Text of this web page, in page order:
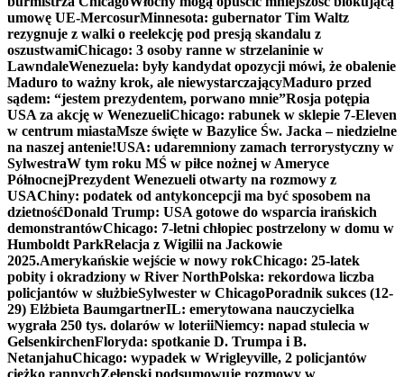
umowę UE-MercosurMinnesota: gubernator Tim Waltz
rezygnuje z walki o reelekcję pod presją skandalu z
oszustwamiChicago: 3 osoby ranne w strzelaninie w
LawndaleWenezuela: były kandydat opozycji mówi, że obalenie
Maduro to ważny krok, ale niewystarczającyMaduro przed
sądem: “jestem prezydentem, porwano mnie”Rosja potępia
USA za akcję w WenezueliChicago: rabunek w sklepie 7-Eleven
w centrum miastaMsze święte w Bazylice Św. Jacka – niedzielne
na naszej antenie!USA: udaremniony zamach terrorystyczny w
SylwestraW tym roku MŚ w piłce nożnej w Ameryce
PółnocnejPrezydent Wenezueli otwarty na rozmowy z
USAChiny: podatek od antykoncepcji ma być sposobem na
dzietnośćDonald Trump: USA gotowe do wsparcia irańskich
demonstrantówChicago: 7-letni chłopiec postrzelony w domu w
Humboldt ParkRelacja z Wigilii na Jackowie
2025.Amerykańskie wejście w nowy rokChicago: 25-latek
pobity i okradziony w River NorthPolska: rekordowa liczba
policjantów w służbieSylwester w ChicagoPoradnik sukces (12-
29) Elżbieta BaumgartnerIL: emerytowana nauczycielka
wygrała 250 tys. dolarów w loteriiNiemcy: napad stulecia w
GelsenkirchenFloryda: spotkanie D. Trumpa i B.
NetanjahuChicago: wypadek w Wrigleyville, 2 policjantów
ciężko rannychZełenski podsumowuje rozmowy w